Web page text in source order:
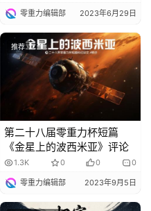
零重力编辑部 2023年6月29日
推荐
第二十八届零重力杯短篇
《金星上的波西米亚》评论
1.3K 0 0 0
零重力编辑部 2023年9月5日